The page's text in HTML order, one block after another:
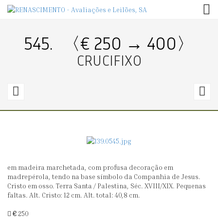
545. 〈€ 250 → 400〉
CRUCIFIXO
〈€
PEQUENA
PIA
DE
em madeira marchetada, com profusa decoração em
madrepérola, tendo na base símbolo da Companhia de Jesus.
Cristo em osso. Terra Santa / Palestina, Séc. XVIII/XIX. Pequenas
faltas. Alt. Cristo: 12 cm. Alt. total: 40,8 cm.
€ 250